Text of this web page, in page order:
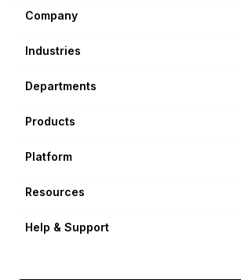
Company
Industries
Departments
Products
Platform
Resources
Help & Support